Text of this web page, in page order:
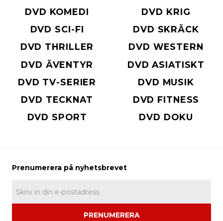
DVD KOMEDI
DVD KRIG
DVD SCI-FI
DVD SKRÄCK
DVD THRILLER
DVD WESTERN
DVD ÄVENTYR
DVD ASIATISKT
DVD TV-SERIER
DVD MUSIK
DVD TECKNAT
DVD FITNESS
DVD SPORT
DVD DOKU
PRENUMERERA